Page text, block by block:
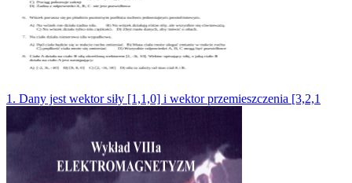
1. Dany jest wektor siły [1,1,0] i wektor przemieszczenia [3,2,1